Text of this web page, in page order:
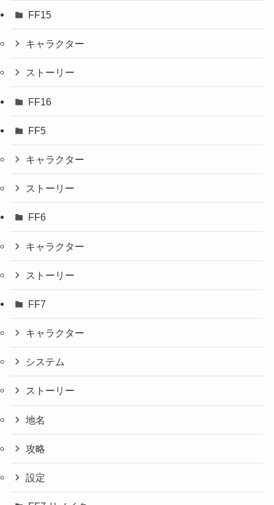
FF15
キャラクター
ストーリー
FF16
FF5
キャラクター
ストーリー
FF6
キャラクター
ストーリー
FF7
キャラクター
システム
ストーリー
地名
攻略
設定